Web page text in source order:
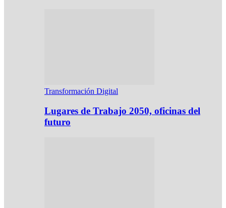
Transformación Digital
Lugares de Trabajo 2050, oficinas del
futuro